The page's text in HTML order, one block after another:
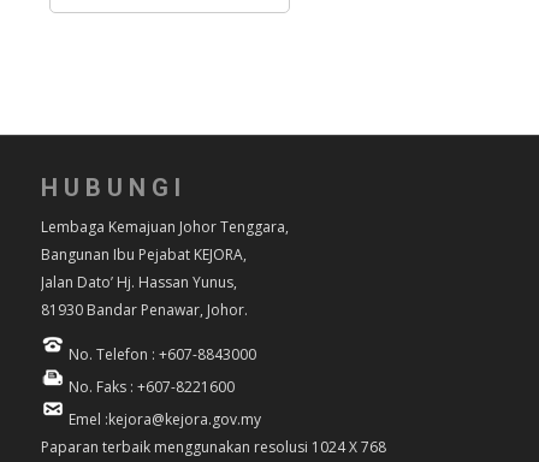
HUBUNGI
Lembaga Kemajuan Johor Tenggara,
Bangunan Ibu Pejabat KEJORA,
Jalan Dato’ Hj. Hassan Yunus,
81930 Bandar Penawar, Johor.
No. Telefon : +607-8843000
No. Faks : +607-8221600
Emel :kejora@kejora.gov.my
Paparan terbaik menggunakan resolusi 1024 X 768